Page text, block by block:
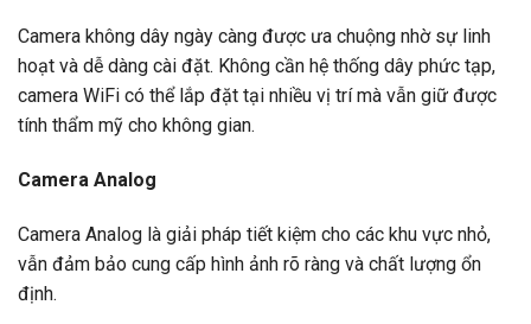
Camera không dây ngày càng được ưa chuộng nhờ sự linh
hoạt và dễ dàng cài đặt. Không cần hệ thống dây phức tạp,
camera WiFi có thể lắp đặt tại nhiều vị trí mà vẫn giữ được
tính thẩm mỹ cho không gian.
Camera Analog
Camera Analog là giải pháp tiết kiệm cho các khu vực nhỏ,
vẫn đảm bảo cung cấp hình ảnh rõ ràng và chất lượng ổn
định.